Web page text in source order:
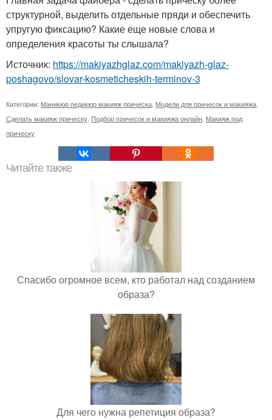
структурной, выделить отдельные пряди и обеспечить
упругую фиксацию? Какие еще новые слова и
определения красоты ты слышала?
Источник: https://makiyazhglaz.com/makiyazh-glaz-
poshagovo/slovar-kosmeticheskih-terminov-3
Категории: Маникюр педикюр макияж прическа, Модели для причесок и макияжа,
Сделать макияж прическу, Подбор причесок и макияжа онлайн, Макияж под
прическу
Читайте также
Спасибо огромное всем, кто работал над созданием
образа?
Для чего нужна репетиция образа?